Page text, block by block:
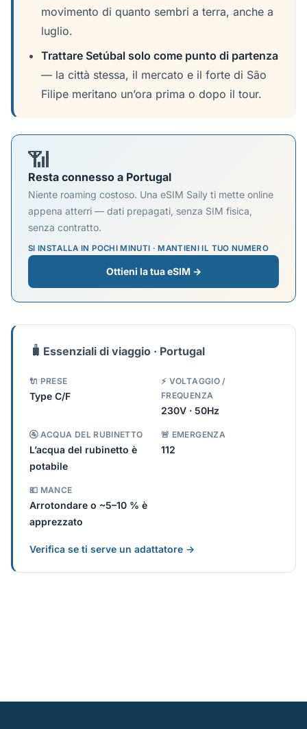
movimento di quanto sembri a terra, anche a
luglio.
Trattare Setúbal solo come punto di partenza
— la città stessa, il mercato e il forte di São
Filipe meritano un’ora prima o dopo il tour.
📶
Resta connesso a Portugal
Niente roaming costoso. Una eSIM Saily ti mette online
appena atterri — dati prepagati, senza SIM fisica,
senza contratto.
SI INSTALLA IN POCHI MINUTI · MANTIENI IL TUO NUMERO
Ottieni la tua eSIM →
🧳 Essenziali di viaggio · Portugal
🔌 PRESE
Type C/F
⚡ VOLTAGGIO /
FREQUENZA
230V · 50Hz
🚰 ACQUA DEL RUBINETTO
L’acqua del rubinetto è
potabile
🚨 EMERGENZA
112
💶 MANCE
Arrotondare o ~5–10 % è
apprezzato
Verifica se ti serve un adattatore →